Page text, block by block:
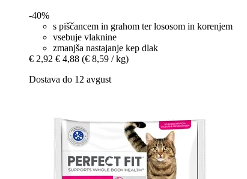
-40%
s piščancem in grahom ter lososom in korenjem
vsebuje vlaknine
zmanjša nastajanje kep dlak
€ 2,92 € 4,88 (€ 8,59 / kg)
Dostava do 12 avgust